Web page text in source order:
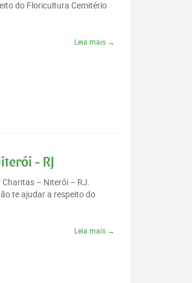
do Floricultura Cemitério
Leia mais →
- RJ
– Niterói – RJ.
te ajudar a respeito do
Leia mais →